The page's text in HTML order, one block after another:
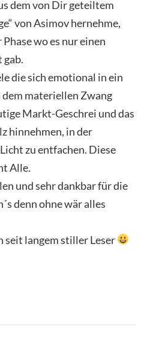
dem von Dir geteiltem
von Asimov hernehme,
wo es nur einen
die sich emotional in ein
materiellen Zwang
Markt-Geschrei und das
hinnehmen, in der
zu entfachen. Diese
Alle.
und sehr dankbar für die
denn ohne wär alles
seit langem stiller Leser